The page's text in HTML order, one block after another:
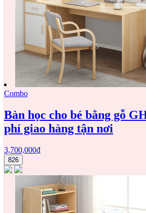
Combo
Bàn học cho bé bằng gỗ
phí giao hàng tận nơi
3,700,000₫
826